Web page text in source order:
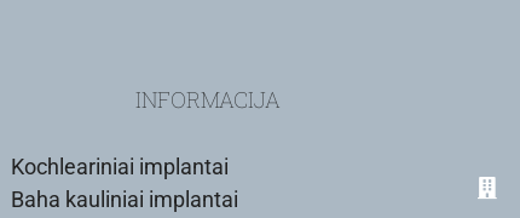
INFORMACIJA
Kochleariniai implantai
Baha kauliniai implantai